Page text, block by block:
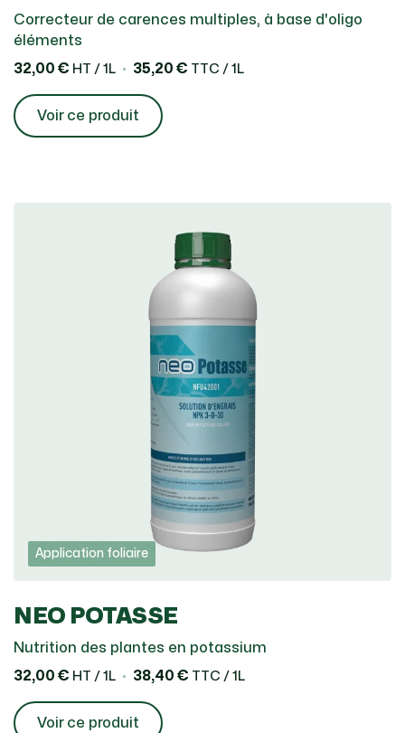
Correcteur de carences multiples, à base d'oligo
éléments
32,00 € HT / 1L 35,20 € TTC / 1L
Voir ce produit
Application foliaire
NEO POTASSE
Nutrition des plantes en potassium
32,00 € HT / 1L 38,40 € TTC / 1L
Voir ce produit